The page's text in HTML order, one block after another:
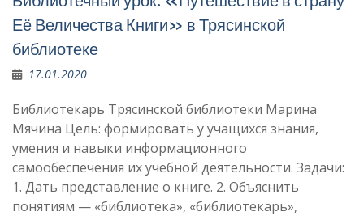
Её Величества Книги» в Трясинской
библиотеке
17.01.2020
Библиотекарь Трясинской библиотеки Марина
Мячина Цель: формировать у учащихся знания,
умения и навыки информационного
самообеспечения их учебной деятельности. Задачи:
1. Дать представление о книге. 2. Объяснить
понятиям — «библиотека», «библиотекарь»,